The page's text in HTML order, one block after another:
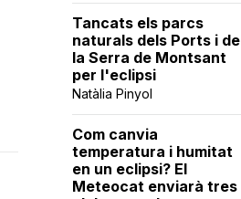
Tancats els parcs
naturals dels Ports i de
la Serra de Montsant
per l'eclipsi
Natàlia Pinyol
Com canvia
temperatura i humitat
en un eclipsi? El
Meteocat enviarà tres